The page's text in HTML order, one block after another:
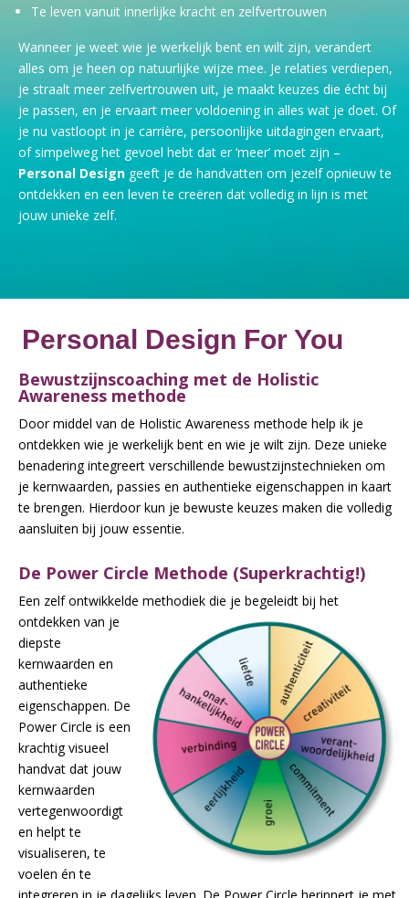
Te leven vanuit innerlijke kracht en zelfvertrouwen
Wanneer je weet wie je werkelijk bent en wilt zijn, verandert
alles om je heen op natuurlijke wijze mee. Je relaties verdiepen,
je straalt meer zelfvertrouwen uit, je maakt keuzes die écht bij
je passen, en je ervaart meer voldoening in alles wat je doet. Of
je nu vastloopt in je carrière, persoonlijke uitdagingen ervaart,
of simpelweg het gevoel hebt dat er ‘meer’ moet zijn –
Personal Design geeft je de handvatten om jezelf opnieuw te
ontdekken en een leven te creëren dat volledig in lijn is met
jouw unieke zelf.
Personal Design For You
Bewustzijnscoaching met de Holistic
Awareness methode
Door middel van de Holistic Awareness methode help ik je
ontdekken wie je werkelijk bent en wie je wilt zijn. Deze unieke
benadering integreert verschillende bewustzijnstechnieken om
je kernwaarden, passies en authentieke eigenschappen in kaart
te brengen. Hierdoor kun je bewuste keuzes maken die volledig
aansluiten bij jouw essentie.
De Power Circle Methode (Superkrachtig!)
Een zelf ontwikkelde methodiek die je begeleidt bij het
ontdekken van je
diepste
kernwaarden en
authentieke
eigenschappen. De
Power Circle is een
krachtig visueel
handvat dat jouw
kernwaarden
vertegenwoordigt
en helpt te
visualiseren, te
voelen én te